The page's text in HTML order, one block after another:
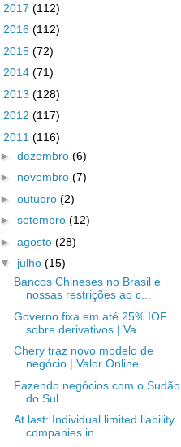
2017 (112)
2016 (112)
2015 (72)
2014 (71)
2013 (128)
2012 (117)
2011 (116)
► dezembro (6)
► novembro (7)
► outubro (2)
► setembro (12)
► agosto (28)
▼ julho (15)
Bancos Chineses no Brasil e
nossas restrições ao c...
Governo fixa em até 25% IOF
sobre derivativos | Va...
Chery traz novo modelo de
negócio | Valor Online
Fazendo negócios com o Sudão
do Sul
At last: Individual limited liability
companies in...